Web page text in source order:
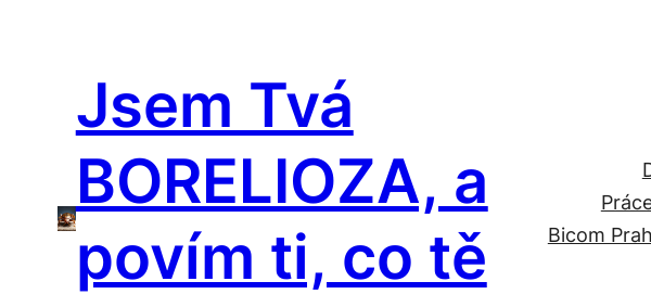
Jsem Tvá
BORELIOZA, a
povím ti, co tě
Bicom